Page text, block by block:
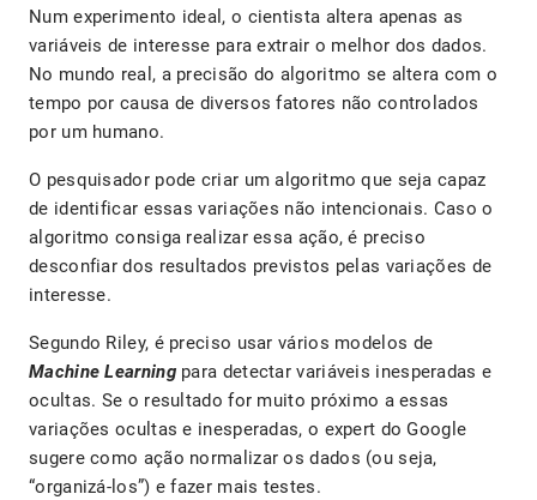
Num experimento ideal, o cientista altera apenas as
variáveis de interesse para extrair o melhor dos dados.
No mundo real, a precisão do algoritmo se altera com o
tempo por causa de diversos fatores não controlados
por um humano.
O pesquisador pode criar um algoritmo que seja capaz
de identificar essas variações não intencionais. Caso o
algoritmo consiga realizar essa ação, é preciso
desconfiar dos resultados previstos pelas variações de
interesse.
Segundo Riley, é preciso usar vários modelos de
Machine Learningpara detectar variáveis inesperadas e
ocultas. Se o resultado for muito próximo a essas
variações ocultas e inesperadas, o expert do Google
sugere como ação normalizar os dados (ou seja,
“organizá-los”) e fazer mais testes.